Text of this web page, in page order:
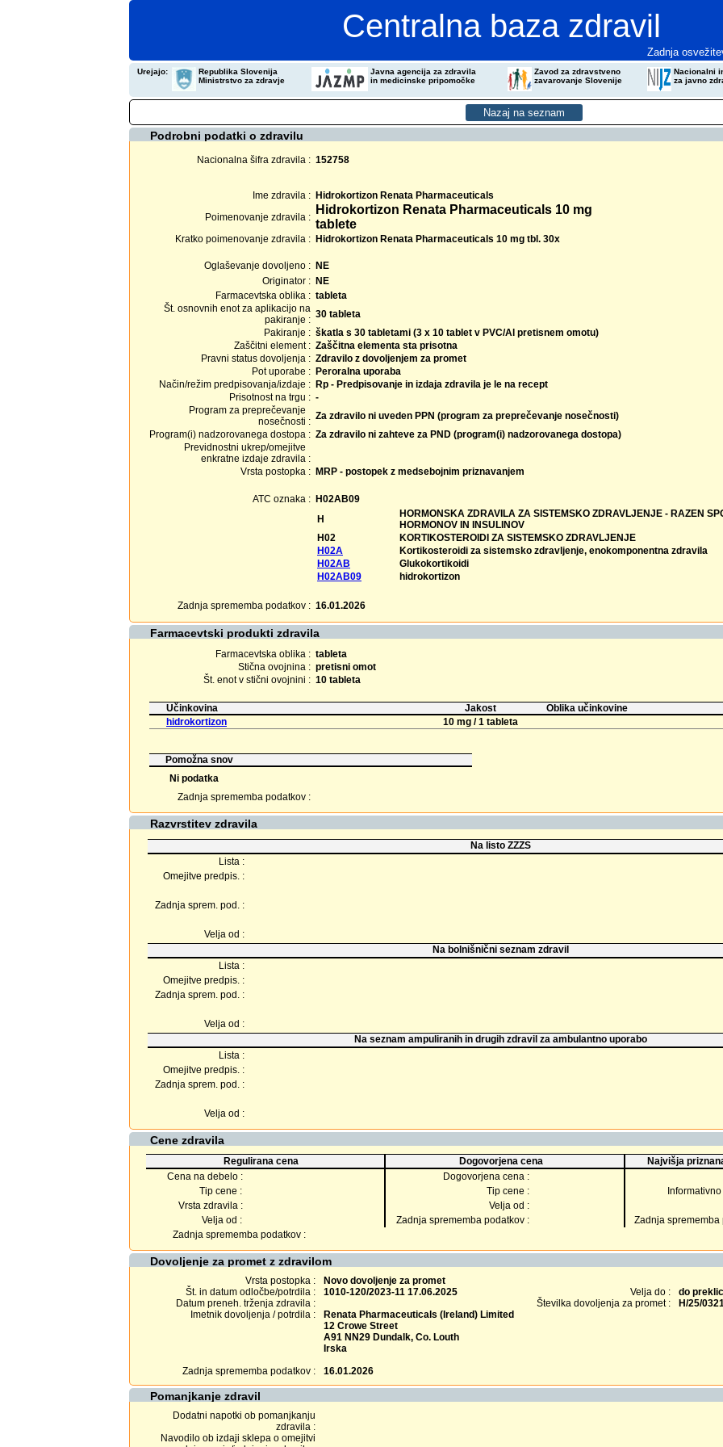
Centralna baza zdravil
Zadnja
Urejajo:
Republika Slovenija
Ministrstvo za zdravje
Javna agencija za zdravila
in medicinske pripomočke
Zavod za zdravstveno
zavarovanje Slovenije
Nacionalni
za javno
Podrobni podatki o zdravilu
Nacionalna šifra zdravila : 152758
Ime zdravila : Hidrokortizon Renata Pharmaceuticals
Poimenovanje zdravila :
Hidrokortizon Renata Pharmaceuticals 10 mg
tablete
Kratko poimenovanje zdravila : Hidrokortizon Renata Pharmaceuticals 10 mg tbl. 30x
Oglaševanje dovoljeno : NE
Originator : NE
Farmacevtska oblika : tableta
Št. osnovnih enot za aplikacijo na
pakiranje : 30 tableta
Pakiranje : škatla s 30 tabletami (3 x 10 tablet v PVC/Al pretisnem omotu)
Zaščitni element : Zaščitna elementa sta prisotna
Pravni status dovoljenja : Zdravilo z dovoljenjem za promet
Pot uporabe : Peroralna uporaba
Način/režim predpisovanja/izdaje : Rp - Predpisovanje in izdaja zdravila je le na recept
Prisotnost na trgu : -
Program za preprečevanje
nosečnosti : Za zdravilo ni uveden PPN (program za preprečevanje nosečnosti)
Program(i) nadzorovanega dostopa : Za zdravilo ni zahteve za PND (program(i) nadzorovanega dostopa)
Previdnostni ukrep/omejitve
enkratne izdaje zdravila :
Vrsta postopka : MRP - postopek z medsebojnim priznavanjem
ATC oznaka : H02AB09
H
HORMONSKA ZDRAVILA ZA SISTEMSKO ZDRAVLJENJE - RAZEN
HORMONOV IN INSULINOV
H02
KORTIKOSTEROIDI ZA SISTEMSKO ZDRAVLJENJE
H02A
Kortikosteroidi za sistemsko zdravljenje, enokomponentna zdravila
H02AB
Glukokortikoidi
H02AB09
hidrokortizon
Zadnja sprememba podatkov : 16.01.2026
Farmacevtski produkti zdravila
Farmacevtska oblika : tableta
Stična ovojnina : pretisni omot
Št. enot v stični ovojnini : 10 tableta
Učinkovina Jakost
Oblika učinkovine
hidrokortizon
10 mg / 1 tableta
Pomožna snov
Ni podatka
Zadnja sprememba podatkov :
Razvrstitev zdravila
Na listo ZZZS
Lista :
Omejitve predpis. :
Zadnja sprem. pod. :
Velja od :
Na bolnišnični seznam zdravil
Lista :
Omejitve predpis. :
Zadnja sprem. pod. :
Velja od :
Na seznam ampuliranih in drugih zdravil za ambulantno uporabo
Lista :
Omejitve predpis. :
Zadnja sprem. pod. :
Velja od :
Cene zdravila
Regulirana cena Dogovorjena cena
Najvišja
Cena na debelo :
Dogovorjena cena :
Tip cene :
Tip cene :
Vrsta zdravila :
Velja od :
Velja od :
Zadnja sprememba podatkov :
Zadnja sprememba
Zadnja sprememba podatkov :
Dovoljenje za promet z zdravilom
Vrsta postopka :
Novo dovoljenje za promet
Št. in datum odločbe/potrdila :
1010-120/2023-11 17.06.2025 Velja do :
do
Datum preneh. trženja zdravila :
Številka dovoljenja za promet :
H/25/
Imetnik dovoljenja / potrdila :
Renata Pharmaceuticals (Ireland) Limited
12 Crowe Street
A91 NN29 Dundalk, Co. Louth
Irska
Zadnja sprememba podatkov :
16.01.2026
Pomanjkanje zdravil
Dodatni napotki ob pomanjkanju
zdravila :
Navodilo ob izdaji sklepa o omejitvi